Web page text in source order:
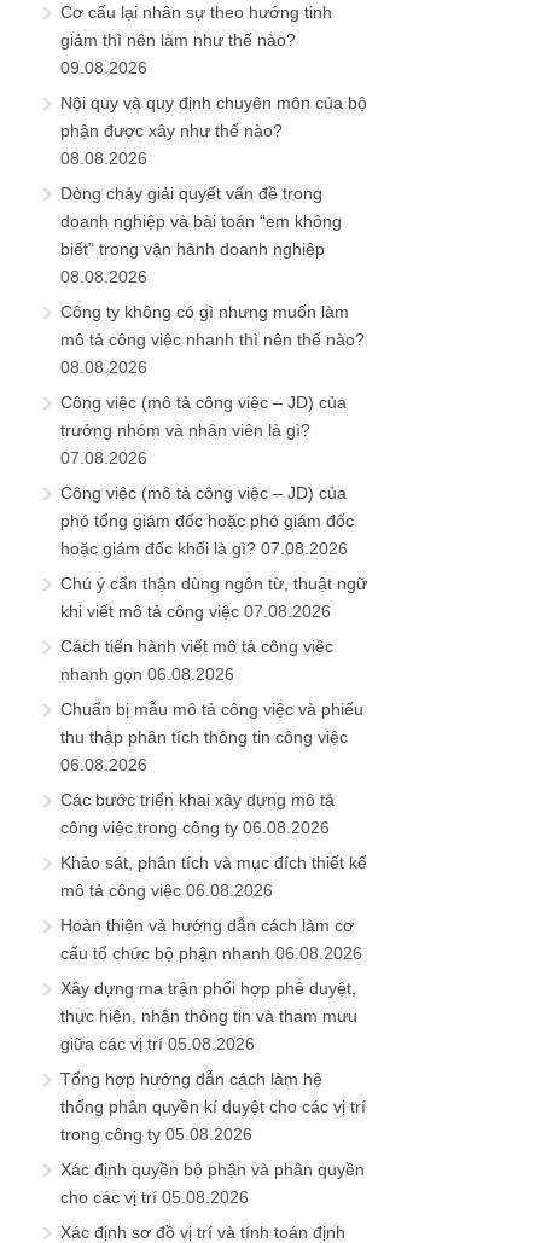
Cơ cấu lại nhân sự theo hướng tinh
giảm thì nên làm như thế nào?
09.08.2026
Nội quy và quy định chuyên môn của bộ
phận được xây như thế nào?
08.08.2026
Dòng chảy giải quyết vấn đề trong
doanh nghiệp và bài toán “em không
biết” trong vận hành doanh nghiệp
08.08.2026
Công ty không có gì nhưng muốn làm
mô tả công việc nhanh thì nên thế nào?
08.08.2026
Công việc (mô tả công việc – JD) của
trưởng nhóm và nhân viên là gì?
07.08.2026
Công việc (mô tả công việc – JD) của
phó tổng giám đốc hoặc phó giám đốc
hoặc giám đốc khối là gì? 07.08.2026
Chú ý cẩn thận dùng ngôn từ, thuật ngữ
khi viết mô tả công việc 07.08.2026
Cách tiến hành viết mô tả công việc
nhanh gọn 06.08.2026
Chuẩn bị mẫu mô tả công việc và phiếu
thu thập phân tích thông tin công việc
06.08.2026
Các bước triển khai xây dựng mô tả
công việc trong công ty 06.08.2026
Khảo sát, phân tích và mục đích thiết kế
mô tả công việc 06.08.2026
Hoàn thiện và hướng dẫn cách làm cơ
cấu tổ chức bộ phận nhanh 06.08.2026
Xây dựng ma trận phối hợp phê duyệt,
thực hiện, nhận thông tin và tham mưu
giữa các vị trí 05.08.2026
Tổng hợp hướng dẫn cách làm hệ
thống phân quyền kí duyệt cho các vị trí
trong công ty 05.08.2026
Xác định quyền bộ phận và phân quyền
cho các vị trí 05.08.2026
Xác định sơ đồ vị trí và tính toán định